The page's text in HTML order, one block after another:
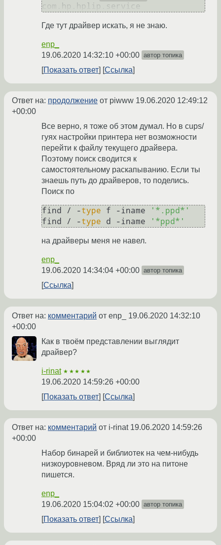
Где тут драйвер искать, я не знаю.
enp_
19.06.2020 14:32:10 +00:00 автор топика
Показать ответ Ссылка
Ответ на: продолжение от piwww 19.06.2020 12:49:12
+00:00
Все верно, я тоже об этом думал. Но в cups/
гуях настройки принтера нет возможности
перейти к файлу текущего драйвера.
Поэтому поиск сводится к
самостоятельному раскапыванию. Если ты
знаешь путь до драйверов, то поделись.
Поиск по
find / -type f -iname
'*.ppd*'
find / -type d -iname '*ppd*'
на драйверы меня не навел.
enp_
19.06.2020 14:34:04 +00:00 автор топика
Ссылка
Ответ на: комментарий от enp_ 19.06.2020 14:32:10
+00:00
Как в твоём представлении выглядит
драйвер?
i-rinat ★★★★★
19.06.2020 14:59:26 +00:00
Показать ответ
Ссылка
Ответ на: комментарий от i-rinat 19.06.2020 14:59:26
+00:00
Набор бинарей и библиотек на чем-нибудь
низкоуровневом. Вряд ли это на питоне
пишется.
enp_
19.06.2020 15:04:02 +00:00 автор топика
Показать ответ Ссылка